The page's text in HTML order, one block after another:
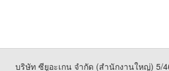
บริษัท ซียูอะเกน จำกัด (สำนักงานใหญ่) 5/